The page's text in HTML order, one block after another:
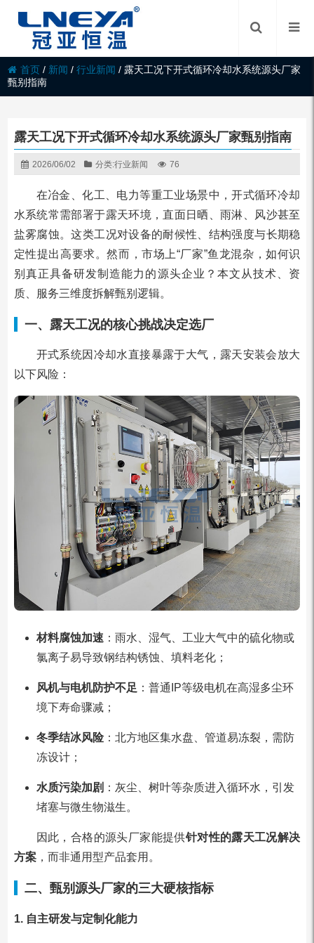
首页 / 新闻 /行业新闻 / 露天工况下开式循环冷却水系统源头厂家
甄别指南
露天工况下开式循环冷却水系统源头厂家甄别指南
2026/06/02 分类:行业新闻 76
在冶金、化工、电力等重工业场景中，开式循环冷却
水系统常需部署于露天环境，直面日晒、雨淋、风沙甚至
盐雾腐蚀。这类工况对设备的耐候性、结构强度与长期稳
定性提出高要求。然而，市场上“厂家”鱼龙混杂，如何识
别真正具备研发制造能力的源头企业？本文从技术、资
质、服务三维度拆解甄别逻辑。
一、露天工况的核心挑战决定选厂
开式系统因冷却水直接暴露于大气，露天安装会放大
以下风险：
材料腐蚀加速 ：雨水、湿气、工业大气中的硫化物或
氯离子易导致钢结构锈蚀、填料老化；
风机与电机防护不足 ：普通IP等级电机在高湿多尘环
境下寿命骤减；
冬季结冰风险：北方地区集水盘、管道易冻裂，需防
冻设计；
水质污染加剧 ：灰尘、树叶等杂质进入循环水，引发
堵塞与微生物滋生。
因此，合格的源头厂家能提供针对性的露天工况解决
方案，而非通用型产品套用。
二、甄别源头厂家的三大硬核指标
1. 自主研发与定制化能力